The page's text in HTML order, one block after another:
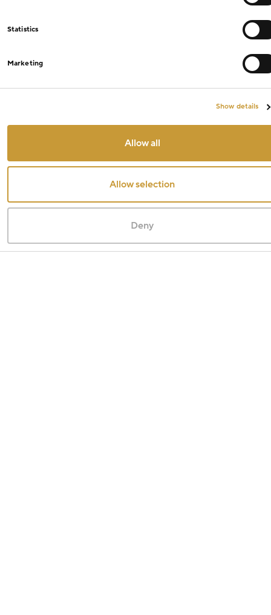
Statistics
Marketing
Show details
Allow all
Allow selection
Deny